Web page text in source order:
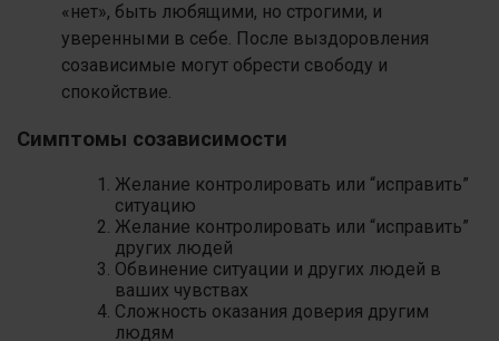
«нет», быть любящими, но строгими, и
уверенными в себе. После выздоровления
созависимые могут обрести свободу и
спокойствие.
Симптомы созависимости
Желание контролировать или “исправить”
ситуацию
Желание контролировать или “исправить”
других людей
Обвинение ситуации и других людей в
ваших чувствах
Сложность оказания доверия другим
людям